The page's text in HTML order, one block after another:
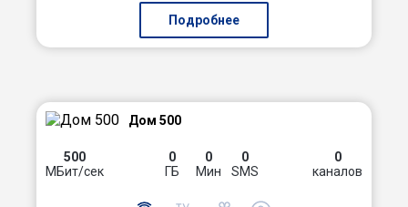
Подробнее
Дом 500
500
МБит/сек
0
ГБ
0
Мин
0
SMS
0
каналов